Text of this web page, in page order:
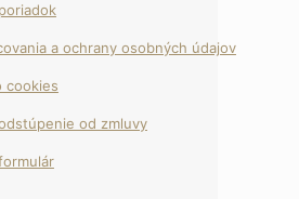
a ochrany osobných údajov
cookies
od zmluvy